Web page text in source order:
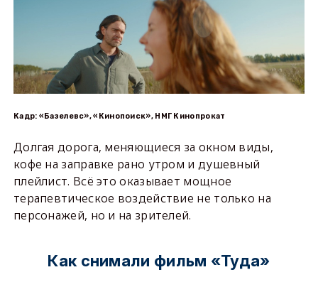
Кадр: «Базелевс», «Кинопоиск», НМГ Кинопрокат
Долгая дорога, меняющиеся за окном виды,
кофе на заправке рано утром и душевный
плейлист. Всё это оказывает мощное
терапевтическое воздействие не только на
персонажей, но и на зрителей.
Как снимали фильм «Туда»